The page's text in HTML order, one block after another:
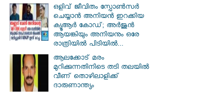
ഒളിവ് ജീവിതം സ്പോൺസർ
ചെയ്യാൻ അനിയൻ ഇറക്കിയ
ക്യൂആർ കോഡ്; അർജുൻ
ആയങ്കിയും അനിയനും ഒരേ
രാത്രിയിൽ പിടിയിൽ...
ആലക്കോട് മരം
മുറിക്കുന്നതിനിടെ തടി തലയിൽ
വീണ് തൊഴിലാളിക്ക്
ദാരുണാന്ത്യം